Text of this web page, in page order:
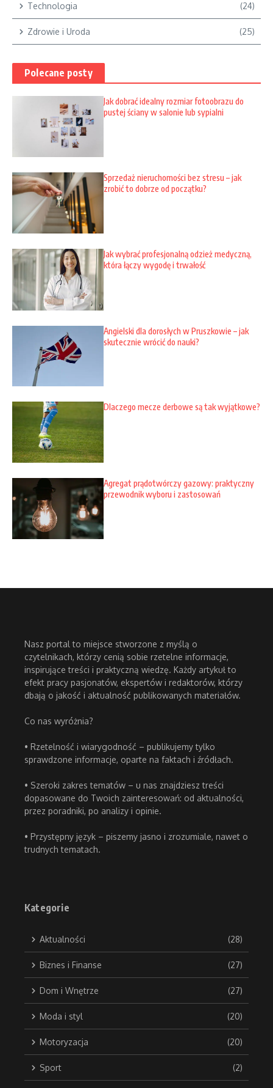
Technologia (24)
Zdrowie i Uroda (25)
Polecane posty
Jak dobrać idealny rozmiar fotoobrazu do
pustej ściany w salonie lub sypialni
Sprzedaż nieruchomości bez stresu – jak
zrobić to dobrze od początku?
Jak wybrać profesjonalną odzież medyczną,
która łączy wygodę i trwałość
Angielski dla dorosłych w Pruszkowie – jak
skutecznie wrócić do nauki?
Dlaczego mecze derbowe są tak wyjątkowe?
Agregat prądotwórczy gazowy: praktyczny
przewodnik wyboru i zastosowań
Nasz portal to miejsce stworzone z myślą o
czytelnikach, którzy cenią sobie rzetelne informacje,
inspirujące treści i praktyczną wiedzę. Każdy artykuł to
efekt pracy pasjonatów, ekspertów i redaktorów, którzy
dbają o jakość i aktualność publikowanych materiałów.
Co nas wyróżnia?
• Rzetelność i wiarygodność – publikujemy tylko
sprawdzone informacje, oparte na faktach i źródłach.
• Szeroki zakres tematów – u nas znajdziesz treści
dopasowane do Twoich zainteresowań: od aktualności,
przez poradniki, po analizy i opinie.
• Przystępny język – piszemy jasno i zrozumiale, nawet o
trudnych tematach.
Kategorie
Aktualności (28)
Biznes i Finanse (27)
Dom i Wnętrze (27)
Moda i styl (20)
Motoryzacja (20)
Sport (2)